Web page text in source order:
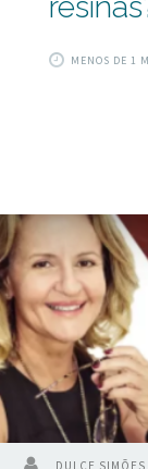
MENOS DE 1
DULCE SIMÕES